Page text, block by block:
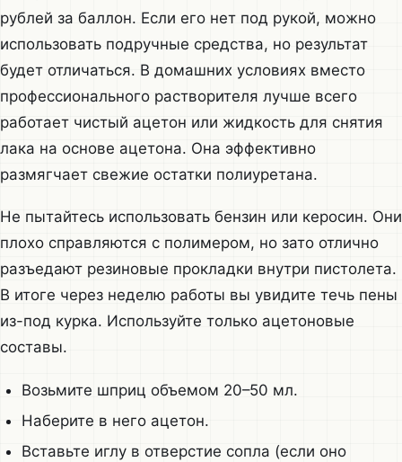
рублей за баллон. Если его нет под рукой, можно
использовать подручные средства, но результат
будет отличаться. В домашних условиях вместо
профессионального растворителя лучше всего
работает чистый ацетон или жидкость для снятия
лака на основе ацетона. Она эффективно
размягчает свежие остатки полиуретана.
Не пытайтесь использовать бензин или керосин. Они
плохо справляются с полимером, но зато отлично
разъедают резиновые прокладки внутри пистолета.
В итоге через неделю работы вы увидите течь пены
из-под курка. Используйте только ацетоновые
составы.
Возьмите шприц объемом 20–50 мл.
Наберите в него ацетон.
Вставьте иглу в отверстие сопла (если оно